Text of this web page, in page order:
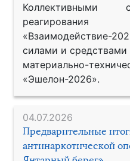
Коллективными
«Взаимодействие-
силами и
материально-
«Эшелон-2026».
04.07.2026
Предварительные
антинаркотической